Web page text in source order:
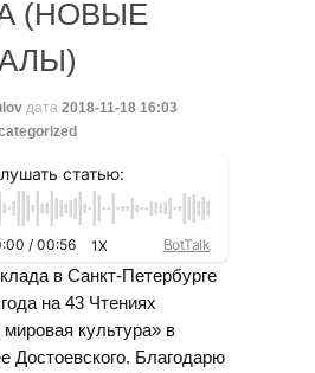
(НОВЫЕ
дата 2018-11-18 16:03
статью:
:00 / 00:56 1X BotTalk
в Санкт-Петербурге
на 43 Чтениях
культура» в
Достоевского. Благодарю